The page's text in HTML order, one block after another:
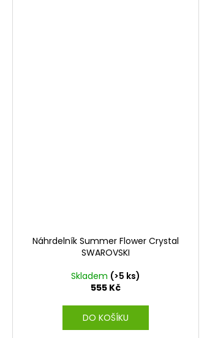
Náhrdelník Summer Flower Crystal
SWAROVSKI
Skladem (>5 ks)
555 Kč
DO KOŠÍKU